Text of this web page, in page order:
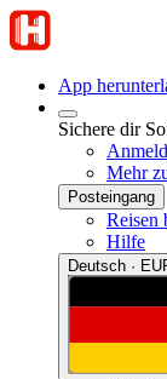
App
Sichere dir
Mehr
Posteingang
Reisen
Hilfe
Deutsch ·